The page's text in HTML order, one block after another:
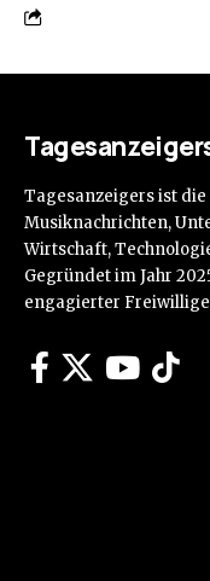
Tagesanzeigers ist
Musiknachrichten,
Wirtschaft,
Gegründet im Jahr
engagierter